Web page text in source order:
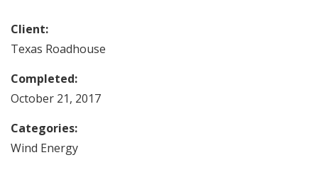
Client:
Texas Roadhouse
Completed:
October 21, 2017
Categories:
Wind Energy